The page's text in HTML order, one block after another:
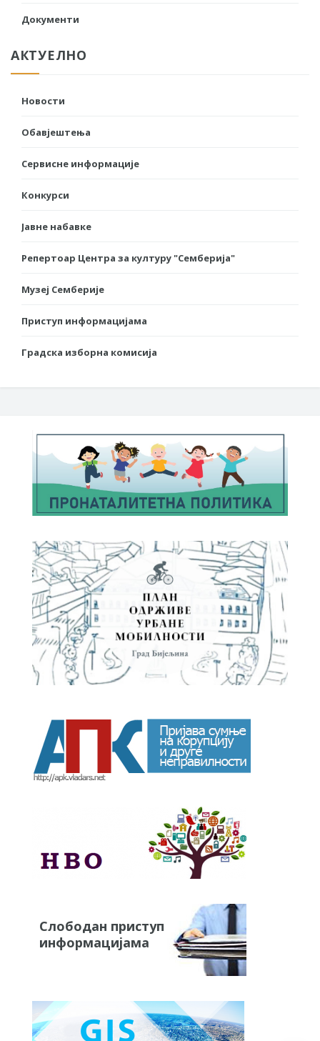
Документи
АКТУЕЛНО
Новости
Обавјештења
Сервисне информације
Конкурси
Јавне набавке
Репертоар Центра за културу "Семберија"
Музеј Семберије
Приступ информацијама
Градска изборна комисија
Слободан приступ
информацијама